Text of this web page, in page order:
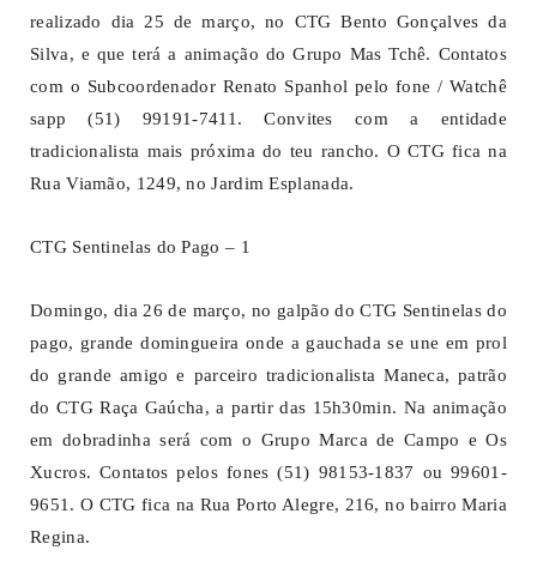
realizado dia 25 de março, no CTG Bento Gonçalves da
Silva, e que terá a animação do Grupo Mas Tchê. Contatos
com o Subcoordenador Renato Spanhol pelo fone / Watchê
sapp (51) 99191-7411. Convites com a entidade
tradicionalista mais próxima do teu rancho. O CTG fica na
Rua Viamão, 1249, no Jardim Esplanada.
CTG Sentinelas do Pago – 1
Domingo, dia 26 de março, no galpão do CTG Sentinelas do
pago, grande domingueira onde a gauchada se une em prol
do grande amigo e parceiro tradicionalista Maneca, patrão
do CTG Raça Gaúcha, a partir das 15h30min. Na animação
em dobradinha será com o Grupo Marca de Campo e Os
Xucros. Contatos pelos fones (51) 98153-1837 ou 99601-
9651. O CTG fica na Rua Porto Alegre, 216, no bairro Maria
Regina.